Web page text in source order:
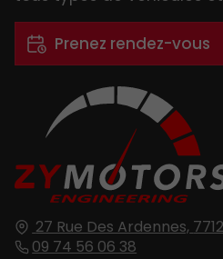
27 Rue Des Ardennes,
09 74 56 06 38
Prenez rendez-vous